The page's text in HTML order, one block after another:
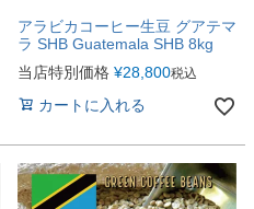
アラビカコーヒー生豆 グアテマ
ラ SHB Guatemala SHB 8kg
当店特別価格 ¥28,800税込
カートに入れる